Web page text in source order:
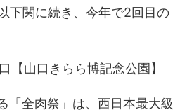
下関に続き、今年で2回目の
「全肉祭」は、西日本最大級